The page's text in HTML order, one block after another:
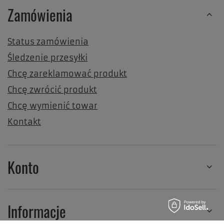
Zamówienia
Status zamówienia
Śledzenie przesyłki
Chcę zareklamować produkt
Chcę zwrócić produkt
Chcę wymienić towar
Kontakt
Konto
Informacje